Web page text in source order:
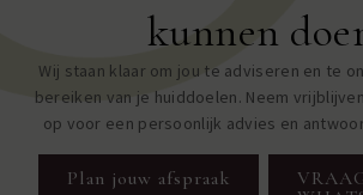
kunnen
Wij staan klaar om jou te adviseren en te
bereiken van je huiddoelen. Neem
op voor een persoonlijk advies en
Plan jouw afspraak